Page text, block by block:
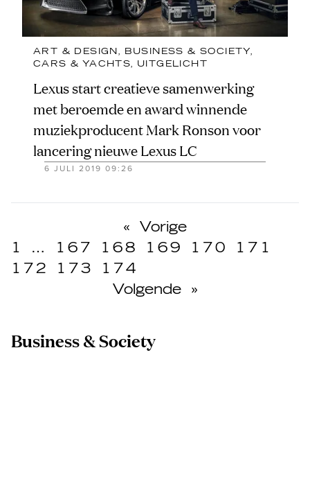
ART & DESIGN BUSINESS & SOCIETY
CARS & YACHTS
UITGELICHT
Lexus start creatieve samenwerking
met beroemde en award winnende
muziekproducent Mark Ronson voor
lancering nieuwe Lexus LC
6 JULI 2019 09:26
«
Vorige
1
… 167 168 169 170
171
172
173
174
Volgende
»
Business & Society